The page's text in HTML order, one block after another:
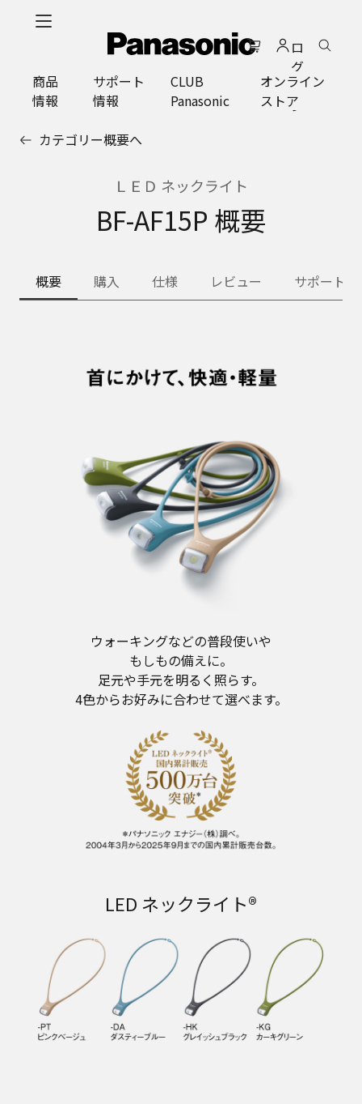
ロ
グ
イ
ン
商品
情報
サポート
情報
CLUB
Panasonic
オンライン
ストア
カテゴリー概要へ
ＬＥＤ ネックライト
BF-AF15P 概要
概要 購入 仕様 レビュー サポート
ウォーキングなどの普段使いや
もしもの備えに。
足元や手元を明るく照らす。
4色からお好みに合わせて選べます。
LED ネックライト®